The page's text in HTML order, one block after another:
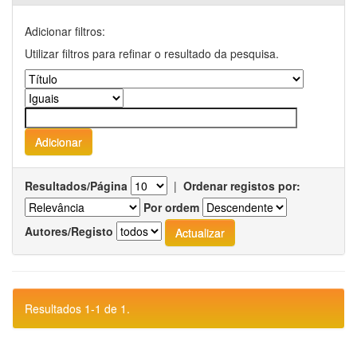
Adicionar filtros:
Utilizar filtros para refinar o resultado da pesquisa.
Resultados/Página | Ordenar registos por:
Por ordem
Autores/Registo
Resultados 1-1 de 1.